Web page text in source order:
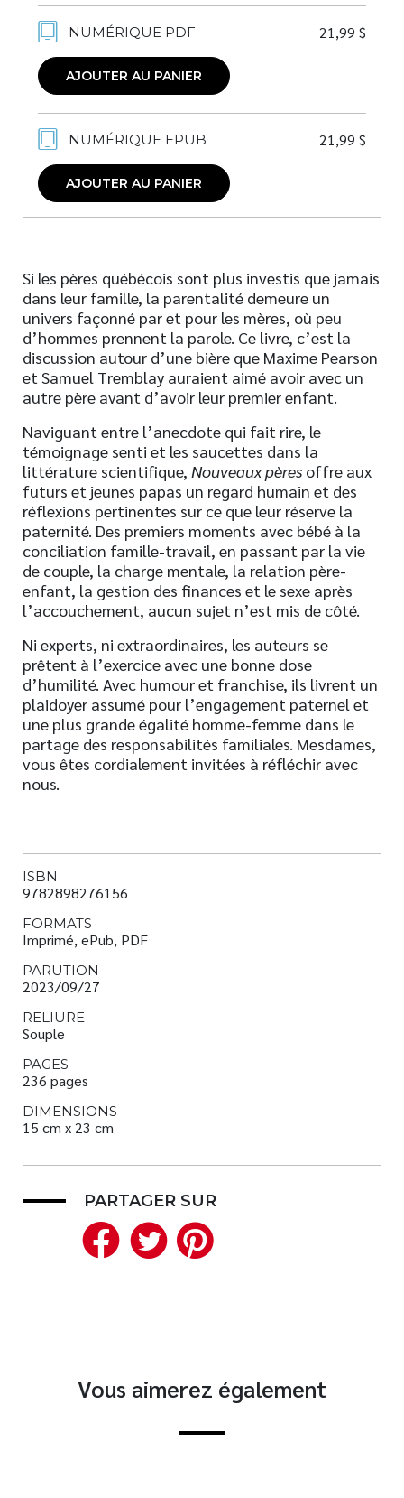
NUMÉRIQUE PDF 21,99 $
AJOUTER AU PANIER
NUMÉRIQUE EPUB 21,99 $
AJOUTER AU PANIER
Si les pères québécois sont plus investis que jamais
dans leur famille, la parentalité demeure un
univers façonné par et pour les mères, où peu
d’hommes prennent la parole. Ce livre, c’est la
discussion autour d’une bière que Maxime Pearson
et Samuel Tremblay auraient aimé avoir avec un
autre père avant d’avoir leur premier enfant.
Naviguant entre l’anecdote qui fait rire, le
témoignage senti et les saucettes dans la
littérature scientifique, Nouveaux pères offre aux
futurs et jeunes papas un regard humain et des
réflexions pertinentes sur ce que leur réserve la
paternité. Des premiers moments avec bébé à la
conciliation famille-travail, en passant par la vie
de couple, la charge mentale, la relation père-
enfant, la gestion des finances et le sexe après
l’accouchement, aucun sujet n’est mis de côté.
Ni experts, ni extraordinaires, les auteurs se
prêtent à l’exercice avec une bonne dose
d’humilité. Avec humour et franchise, ils livrent un
plaidoyer assumé pour l’engagement paternel et
une plus grande égalité homme-femme dans le
partage des responsabilités familiales. Mesdames,
vous êtes cordialement invitées à réfléchir avec
nous.
ISBN
9782898276156
FORMATS
Imprimé, ePub, PDF
PARUTION
2023/09/27
RELIURE
Souple
PAGES
236 pages
DIMENSIONS
15 cm x 23 cm
PARTAGER SUR
Facebook
Twitter
Vous aimerez également